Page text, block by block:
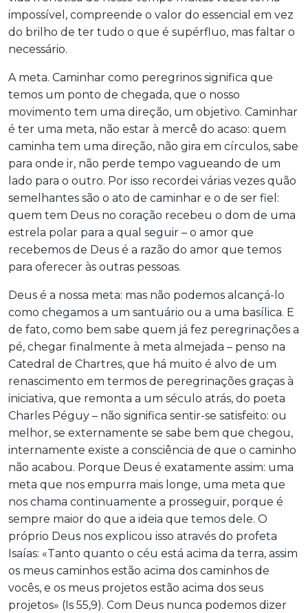
impossível, compreende o valor do essencial em vez
do brilho de ter tudo o que é supérfluo, mas faltar o
necessário.
A meta. Caminhar como peregrinos significa que
temos um ponto de chegada, que o nosso
movimento tem uma direção, um objetivo. Caminhar
é ter uma meta, não estar à mercê do acaso: quem
caminha tem uma direção, não gira em círculos, sabe
para onde ir, não perde tempo vagueando de um
lado para o outro. Por isso recordei várias vezes quão
semelhantes são o ato de caminhar e o de ser fiel:
quem tem Deus no coração recebeu o dom de uma
estrela polar para a qual seguir – o amor que
recebemos de Deus é a razão do amor que temos
para oferecer às outras pessoas.
Deus é a nossa meta: mas não podemos alcançá-lo
como chegamos a um santuário ou a uma basílica. E
de fato, como bem sabe quem já fez peregrinações a
pé, chegar finalmente à meta almejada – penso na
Catedral de Chartres, que há muito é alvo de um
renascimento em termos de peregrinações graças à
iniciativa, que remonta a um século atrás, do poeta
Charles Péguy – não significa sentir-se satisfeito: ou
melhor, se externamente se sabe bem que chegou,
internamente existe a consciência de que o caminho
não acabou. Porque Deus é exatamente assim: uma
meta que nos empurra mais longe, uma meta que
nos chama continuamente a prosseguir, porque é
sempre maior do que a ideia que temos dele. O
próprio Deus nos explicou isso através do profeta
Isaías: «Tanto quanto o céu está acima da terra, assim
os meus caminhos estão acima dos caminhos de
vocês, e os meus projetos estão acima dos seus
projetos» (Is 55,9). Com Deus nunca podemos dizer